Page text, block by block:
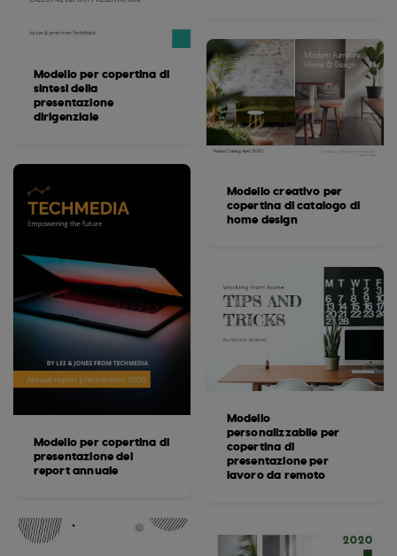
Modello per copertina di
sintesi della
presentazione
dirigenziale
Modello per copertina di
presentazione del
report annuale
Modello creativo per
copertina di catalogo di
home design
Modello
personalizzabile per
copertina di
presentazione per
lavoro da remoto